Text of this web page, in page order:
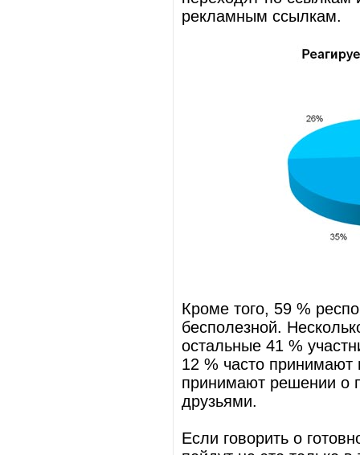
рекламным ссылкам.
Кроме того, 59 %
бесполезной.
остальные 41 %
12 % часто
принимают решении о
друзьями.
Если говорить о